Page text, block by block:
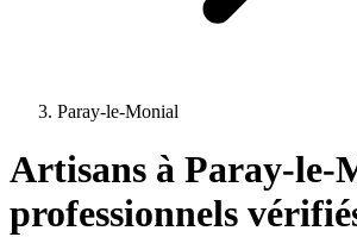
Paray-le-Monial
Artisans à Paray-le-
professionnels